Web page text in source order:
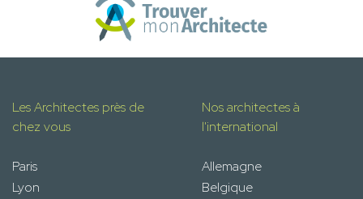
Les Architectes près de
chez vous
Paris
Lyon
Nos architectes à
l'international
Allemagne
Belgique